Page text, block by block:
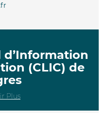
d’Information
(CLIC) de
Plus